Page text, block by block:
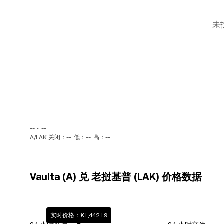
未
-- ~ --
A/LAK 关闭：-- 低：-- 高：--
Vaulta (A) 兑 老挝基普 (LAK) 价格数据
实时价格：₭1,442.19